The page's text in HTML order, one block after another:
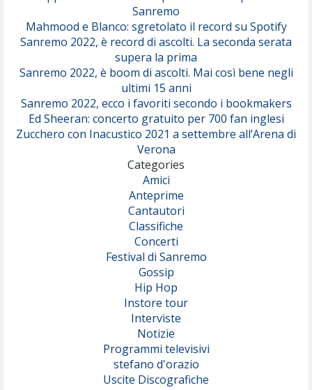
Sanremo
Mahmood e Blanco: sgretolato il record su Spotify
Sanremo 2022, è record di ascolti. La seconda serata
supera la prima
Sanremo 2022, è boom di ascolti. Mai così bene negli
ultimi 15 anni
Sanremo 2022, ecco i favoriti secondo i bookmakers
Ed Sheeran: concerto gratuito per 700 fan inglesi
Zucchero con Inacustico 2021 a settembre all’Arena di
Verona
Categories
Amici
Anteprime
Cantautori
Classifiche
Concerti
Festival di Sanremo
Gossip
Hip Hop
Instore tour
Interviste
Notizie
Programmi televisivi
stefano d'orazio
Uscite Discografiche